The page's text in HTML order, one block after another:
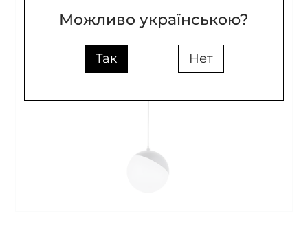
Можливо українською?
Так Нет